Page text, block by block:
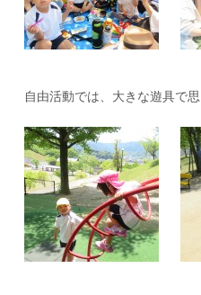
自由活動では、大きな遊具で